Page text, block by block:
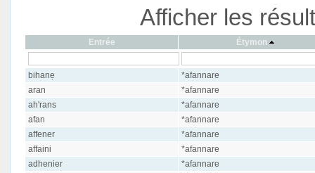
Afficher les
Entrée Étymon
bihanẹ
*afannare
aran
*afannare
ah'rans
*afannare
afan
*afannare
affener
*afannare
affaini
*afannare
adhenier
*afannare